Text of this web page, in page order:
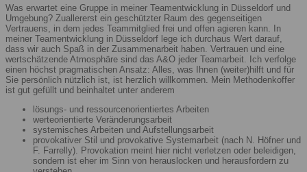
Was erwartet eine Gruppe in meiner Teamentwicklung in Düsseldorf und
Umgebung? Zuallererst ein geschützter Raum des gegenseitigen
Vertrauens, in dem jedes Teammitglied frei und offen agieren kann. In
meiner Teamentwicklung in Düsseldorf lege ich durchaus Wert darauf,
dass wir auch Spaß in der Zusammenarbeit haben. Vertrauen und eine
wertschätzende Atmosphäre sind das A&O jeder Teamarbeit. Ich verfolge
einen höchst pragmatischen Ansatz: Alles, was Ihnen (weiter)hilft und für
Sie persönlich nützlich ist, ist herzlich willkommen. Mein Methodenkoffer
ist gut gefüllt und beinhaltet unter anderem
lösungs- und ressourcenorientiertes Arbeiten
werteorientierte Veränderungsarbeit
systemisches Arbeiten und Aufstellungsarbeit
provokativer Stil und provokative Systemarbeit (nach N. Höfner und
F. Farrelly). Provokation meint hier nicht verletzen oder beleidigen,
sondern ist eher im Sinn von herauslocken und herausfordern zu